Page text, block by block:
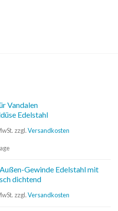
Vandalen
Edelstahl
zzgl.Versandkosten
Gewinde Edelstahl mit
dichtend
zzgl.Versandkosten